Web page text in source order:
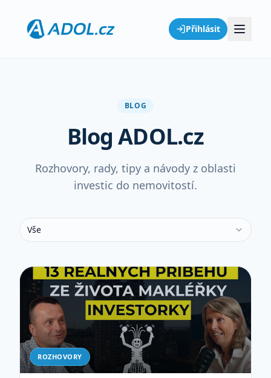
Přihlásit
BLOG
Blog ADOL.cz
Rozhovory, rady, tipy a návody z oblasti
investic do nemovitostí.
Vše
ROZHOVORY